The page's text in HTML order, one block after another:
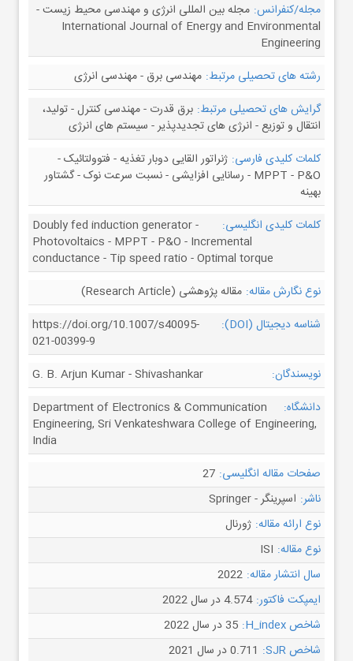
مجله/کنفرانس: مجله بین المللی انرژی و مهندسی محیط زیست -
International Journal of Energy and Environmental
Engineering
رشته های تحصیلی مرتبط: مهندسی برق - مهندسی انرژی
گرایش های تحصیلی مرتبط: برق قدرت - مهندسی کنترل - تولید،
انتقال و توزیع - انرژی های تجدیدپذیر - سیستم های انرژی
کلمات کلیدی فارسی: ژنراتور القایی دوبار تغذیه - فتوولتائیک -
MPPT - P&O - رسانایی افزایشی - نسبت سرعت نوک - گشتاور
بهینه
کلمات کلیدی انگلیسی:
Doubly fed induction generator -
Photovoltaics - MPPT - P&O - Incremental
conductance - Tip speed ratio - Optimal torque
نوع نگارش مقاله: مقاله پژوهشی (Research Article)
شناسه دیجیتال (DOI):
https://doi.org/10.1007/s40095-
021-00399-9
نویسندگان:
G. B. Arjun Kumar - Shivashankar
دانشگاه:
Department of Electronics & Communication
Engineering, Sri Venkateshwara College of Engineering,
India
صفحات مقاله انگلیسی: 27
ناشر: اسپرینگر - Springer
نوع ارائه مقاله: ژورنال
نوع مقاله: ISI
سال انتشار مقاله: 2022
ایمپکت فاکتور: 4.574 در سال 2022
شاخص H_index:
35 در سال 2022
شاخص SJR:
0.711 در سال 2021